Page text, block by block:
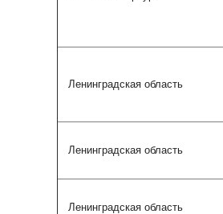
Ленинградская область
Ленинградская область
Ленинградская область